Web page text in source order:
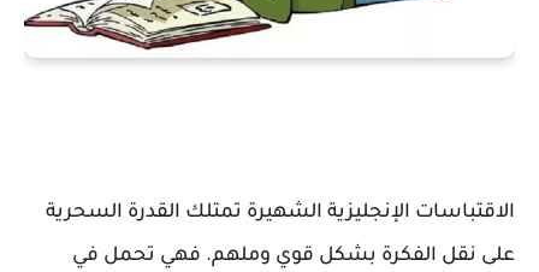
الاقتباسات الإنجليزية الشهيرة تمتلك القدرة السحرية
على نقل الفكرة بشكل قوي وملهم. فهي تحمل في